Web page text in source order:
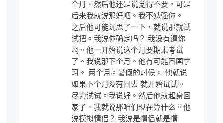
个月。然后他还是说觉得不要，可是
后来我就说那好吧。我不勉强你。
之后他可能沉思了一下，就说那就试
试把。我说你确定吗？ 我没有逼你
啊。他一开始说这个月要期末考试
了。我说那下个月。他有可能回国学
习。 两个月。暑假的时候。 他就说
如果下个月没有回去 就开始试试。
尽力试试。我说好。然后他就起身回
家了。我就说那咱们现在算什么。他
说模拟情侣？ 我说是情侣就是情